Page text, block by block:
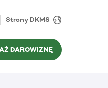
Strony DKMS
DAROWIZNĘ